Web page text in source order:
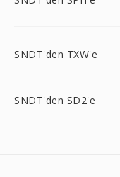
SNDT'den TXW'e
SNDT'den SD2'e